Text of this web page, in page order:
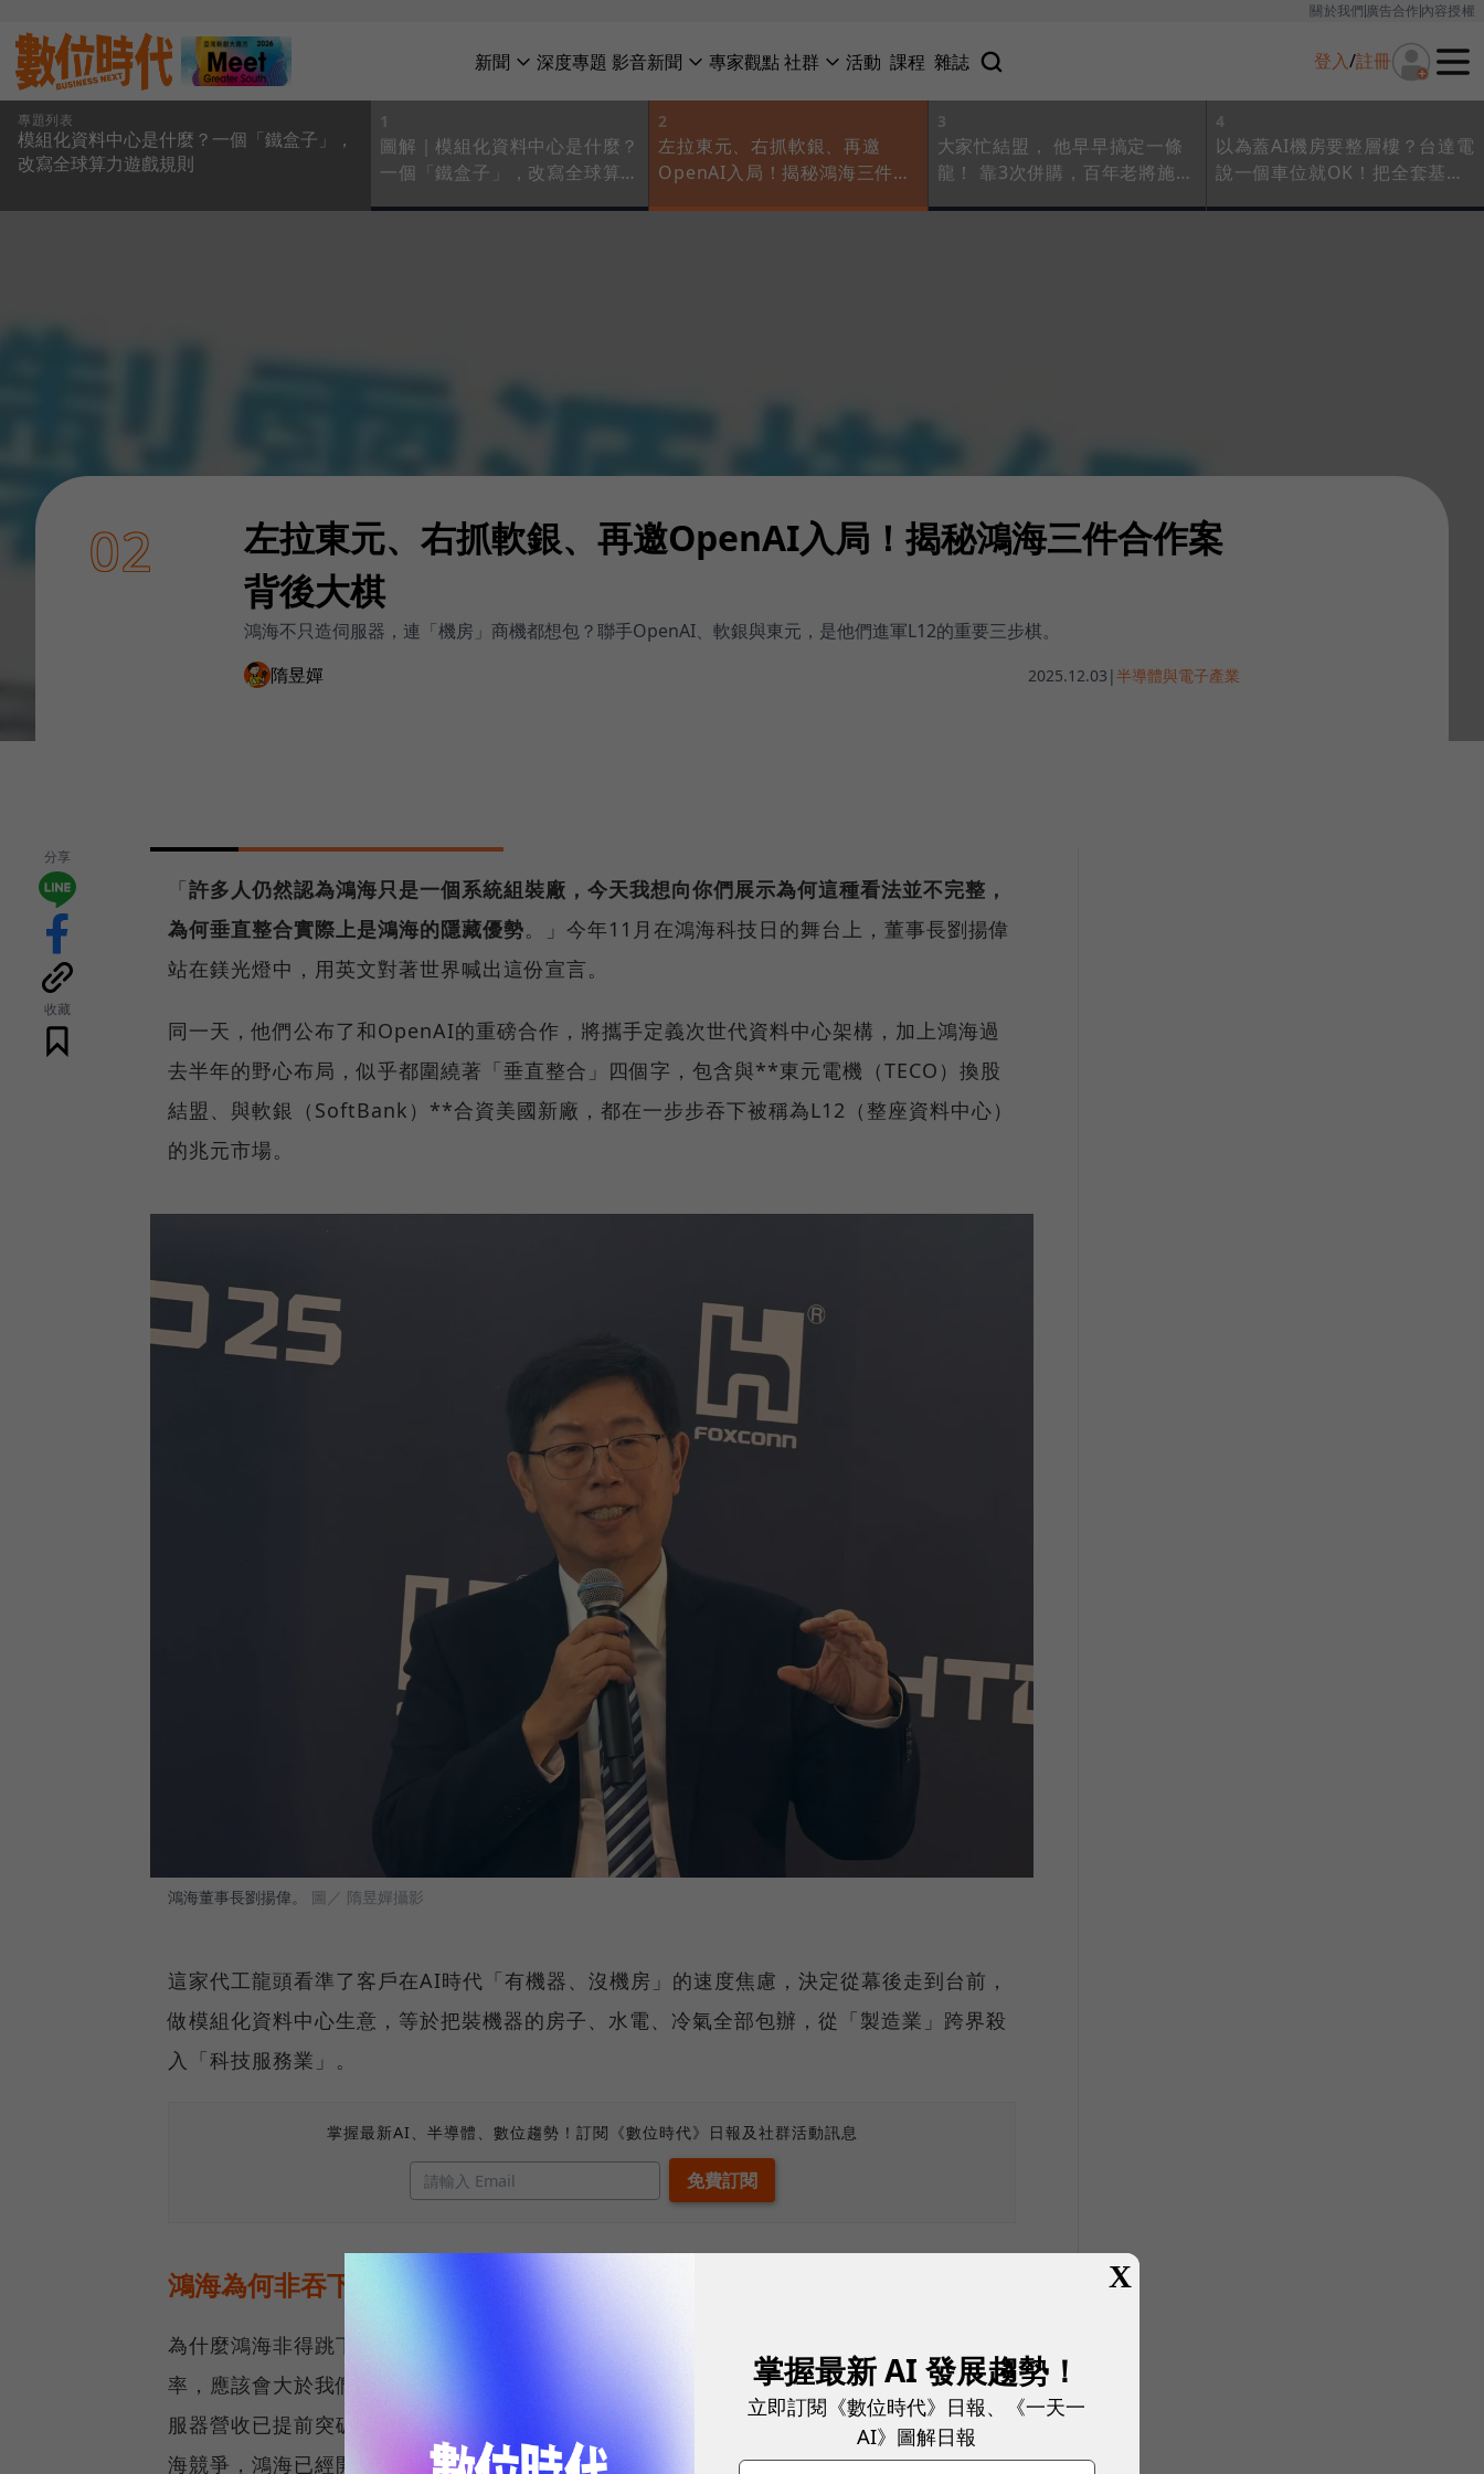
關於我們廣告合作內容授權
新聞 深度專題 影音新聞 專家觀點社群 活動 課程 雜誌 登入/註冊
專題列表
模組化資料中心是什麼？一個「鐵盒子」，
改寫全球算力遊戲規則
1
圖解｜模組化資料中心是什麼？
一個「鐵盒子」，改寫全球算力
2
左拉東元、右抓軟銀、再邀
OpenAI入局！揭秘鴻海三件合
3
大家忙結盟， 他早早搞定一條
龍！ 靠3次併購，百年老將施耐
4
以為蓋AI機房要整層樓？台達電
說一個車位就OK！把全套基礎
02
左拉東元、右抓軟銀、再邀OpenAI入局！揭秘鴻海三件合作案
背後大棋
鴻海不只造伺服器，連「機房」商機都想包？聯手OpenAI、軟銀與東元，是他們進軍L12的重要三步棋。
隋昱嬋
2025.12.03 |半導體與電子產業
分享
收藏
「許多人仍然認為鴻海只是一個系統組裝廠，今天我想向你們展示為何這種看法並不完整，
為何垂直整合實際上是鴻海的隱藏優勢。」今年11月在鴻海科技日的舞台上，董事長劉揚偉
站在鎂光燈中，用英文對著世界喊出這份宣言。
同一天，他們公布了和OpenAI的重磅合作，將攜手定義次世代資料中心架構，加上鴻海過
去半年的野心布局，似乎都圍繞著「垂直整合」四個字，包含與**東元電機（TECO）換股
結盟、與軟銀（SoftBank）**合資美國新廠，都在一步步吞下被稱為L12（整座資料中心）
的兆元市場。
鴻海董事長劉揚偉。 圖／ 隋昱嬋攝影
這家代工龍頭看準了客戶在AI時代「有機器、沒機房」的速度焦慮，決定從幕後走到台前，
做模組化資料中心生意，等於把裝機器的房子、水電、冷氣全部包辦，從「製造業」跨界殺
入「科技服務業」。
掌握最新AI、半導體、數位趨勢！訂閱《數位時代》日報及社群活動訊息
鴻海為何非吞下L12不可？
為什麼鴻海非得跳下來做這種傳統認為是「土木機電」的生意？「模組化資料中心的毛利
率，應該會大於我們現在的毛利率，」劉揚偉在第三季法說會上直言。鴻海今年前三季AI伺
服器營收已提前突破兆元大關，但市場變動之快，單純的硬體組裝（L10/L11）終將面臨紅
海競爭，鴻海已經開始為未來需求布局。
X
掌握最新 AI 發展趨勢！
立即訂閱《數位時代》日報、《一天一
AI》圖解日報